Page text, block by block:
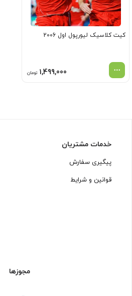
کیت کلاسیک لیورپول اول 2006
1,499,000 تومان
خدمات مشتریان
پیگیری سفارش
قوانین و شرایط
مجوزها